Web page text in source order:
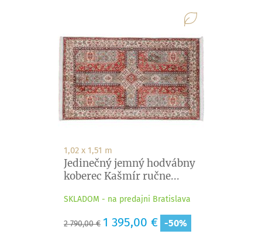
1,02 x 1,51 m
Jedinečný jemný hodvábny
koberec Kašmír ručne...
SKLADOM - na predajni Bratislava
Základná
cena
2 790,00 € Cena
1 395,00 € -50%